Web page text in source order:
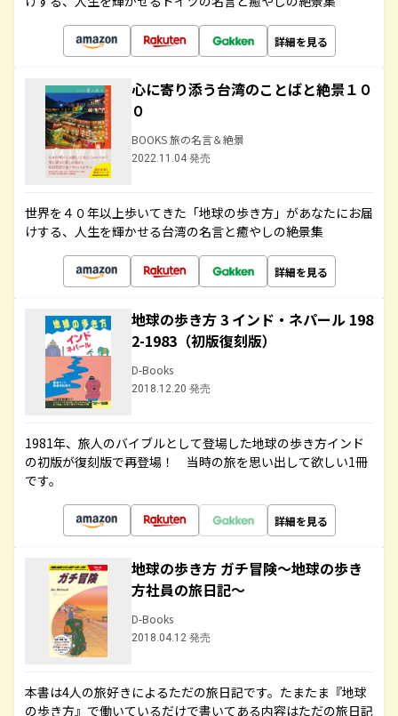
詳細を見る
心に寄り添う台湾のことばと絶景１０
０
BOOKS 旅の名言＆絶景
2022.11.04 発売
世界を４０年以上歩いてきた「地球の歩き方」があなたにお届
けする、人生を輝かせる台湾の名言と癒やしの絶景集
詳細を見る
地球の歩き方 3 インド・ネパール 198
2-1983（初版復刻版）
D-Books
2018.12.20 発売
1981年、旅人のバイブルとして登場した地球の歩き方インド
の初版が復刻版で再登場！ 当時の旅を思い出して欲しい1冊
です。
詳細を見る
地球の歩き方 ガチ冒険～地球の歩き
方社員の旅日記～
D-Books
2018.04.12 発売
本書は4人の旅好きによるただの旅日記です。たまたま『地球
の歩き方』で働いているだけで書いてある内容はただの旅日記